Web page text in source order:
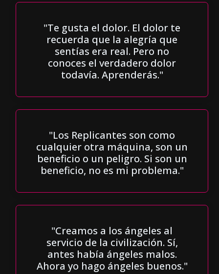
"Te gusta el dolor. El dolor te
recuerda que la alegría que
sentías era real. Pero no
conoces el verdadero dolor
todavía. Aprenderás."
"Los Replicantes son como
cualquier otra máquina, son un
beneficio o un peligro. Si son un
beneficio, no es mi problema."
"Creamos a los ángeles al
servicio de la civilización. Sí,
antes había ángeles malos.
Ahora yo hago ángeles buenos."